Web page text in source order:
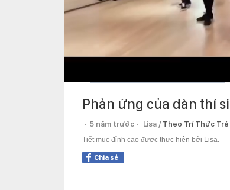
Time
Phản ứng của dàn thí
5 năm trước Lisa / Theo Trí Thức Trẻ
Tiết mục đỉnh cao được thực hiện bởi Lisa.
Chia sẻ